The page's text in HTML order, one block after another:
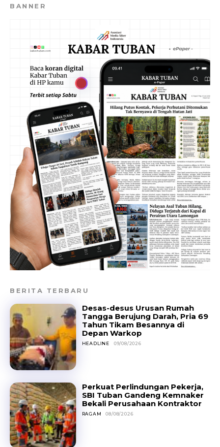
BANNER
BERITA TERBARU
Desas-desus Urusan Rumah
Tangga Berujung Darah, Pria 69
Tahun Tikam Besannya di
Depan Warkop
HEADLINE 09/08/2026
Perkuat Perlindungan Pekerja,
SBI Tuban Gandeng Kemnaker
Bekali Perusahaan Kontraktor
RAGAM 08/08/2026